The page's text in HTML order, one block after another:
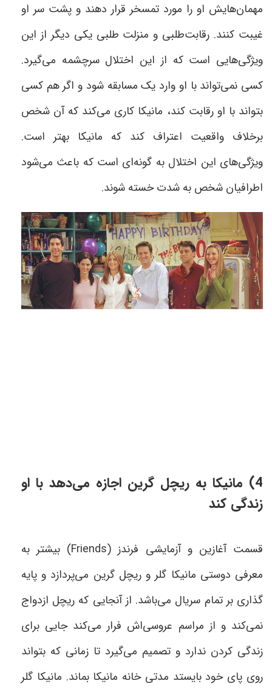
مهمان‌هایش او را مورد تمسخر قرار دهند و پشت سر او
غیبت کنند. رقابت‌طلبی و منزلت طلبی یکی دیگر از این
ویژگی‌هایی است که از این اختلال سرچشمه می‌گیرد.
کسی نمی‌تواند با او وارد یک مسابقه شود و اگر هم کسی
بتواند با او رقابت کند، مانیکا کاری می‌کند که آن شخص
برخلاف واقعیت اعتراف کند که مانیکا بهتر است.
ویژگی‌های این اختلال به گونه‌ای است که باعث می‌شود
اطرافیان شخص به شدت خسته شوند.
4) مانیکا به ریچل گرین اجازه می‌دهد با او
زندگی کند
قسمت آغازین و آزمایشی فرندز (Friends) بیشتر به
معرفی دوستی مانیکا گلر و ریچل گرین می‌پردازد و پایه
گذاری بر تمام سریال می‌باشد. از آنجایی که ریچل ازدواج
نمی‌کند و از مراسم عروسی‌اش فرار می‌کند جایی برای
زندگی کردن ندارد و تصمیم می‌گیرد تا زمانی که بتواند
روی پای خود بایستد مدتی خانه مانیکا بماند. مانیکا گلر